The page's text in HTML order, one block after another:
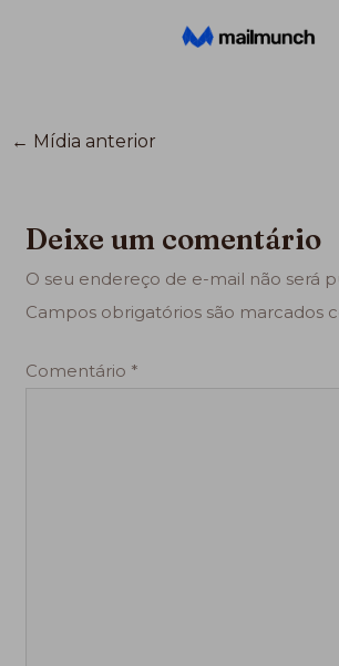
← Mídia anterior
Deixe um comentário
O seu endereço de e-mail não será
Campos obrigatórios são marcados
Comentário *